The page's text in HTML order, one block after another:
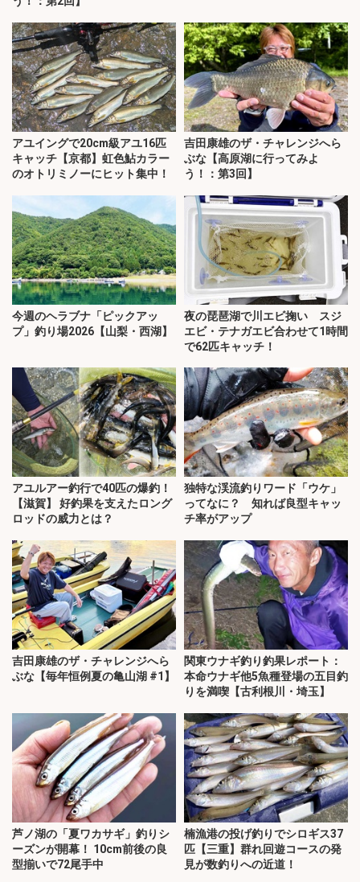
アユイングで20cm級アユ16匹
キャッチ【京都】虹色鮎カラー
のオトリミノーにヒット集中！
吉田康雄のザ・チャレンジへら
ぶな【高原湖に行ってみよ
う！：第3回】
今週のヘラブナ「ピックアッ
プ」釣り場2026【山梨・西湖】
夜の琵琶湖で川エビ掬い スジ
エビ・テナガエビ合わせて1時間
で62匹キャッチ！
アユルアー釣行で40匹の爆釣！
【滋賀】 好釣果を支えたロング
ロッドの威力とは？
独特な渓流釣りワード「ウケ」
ってなに？ 知れば良型キャッ
チ率がアップ
吉田康雄のザ・チャレンジへら
ぶな【毎年恒例夏の亀山湖 #1】
関東ウナギ釣り釣果レポート：
本命ウナギ他5魚種登場の五目釣
りを満喫【古利根川・埼玉】
芦ノ湖の「夏ワカサギ」釣りシ
ーズンが開幕！ 10cm前後の良
型揃いで72尾手中
楠漁港の投げ釣りでシロギス37
匹【三重】群れ回遊コースの発
見が数釣りへの近道！